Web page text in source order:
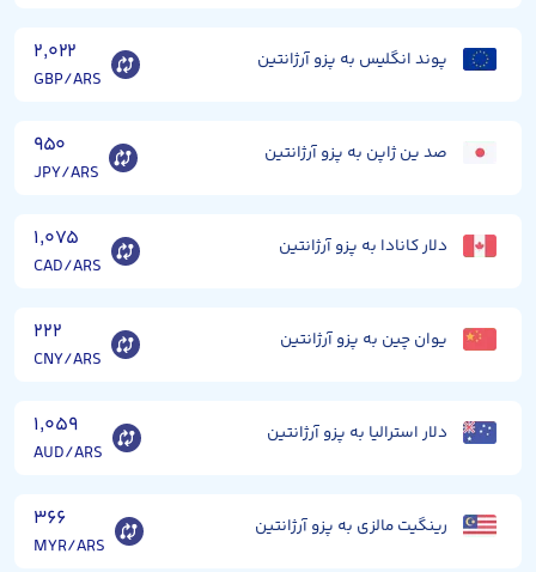
پوند انگلیس به پزو آرژانتین ۲,۰۲۲
GBP/ARS
صد ین ژاپن به پزو آرژانتین ۹۵۰
JPY/ARS
دلار کانادا به پزو آرژانتین ۱,۰۷۵
CAD/ARS
یوان چین به پزو آرژانتین ۲۲۲
CNY/ARS
دلار استرالیا به پزو آرژانتین ۱,۰۵۹
AUD/ARS
رینگیت مالزی به پزو آرژانتین ۳۶۶
MYR/ARS